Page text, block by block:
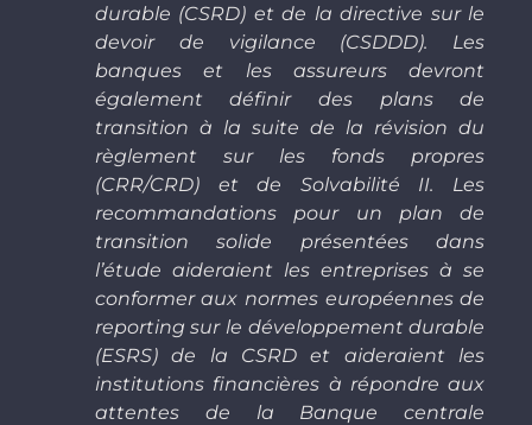
durable (CSRD) et de la directive sur le
devoir de vigilance (CSDDD). Les
banques et les assureurs devront
également définir des plans de
transition à la suite de la révision du
règlement sur les fonds propres
(CRR/CRD) et de Solvabilité II. Les
recommandations pour un plan de
transition solide présentées dans
l’étude aideraient les entreprises à se
conformer aux normes européennes de
reporting sur le développement durable
(ESRS) de la CSRD et aideraient les
institutions financières à répondre aux
attentes de la Banque centrale